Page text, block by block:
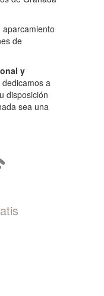
de
y
a
disposición
sea una